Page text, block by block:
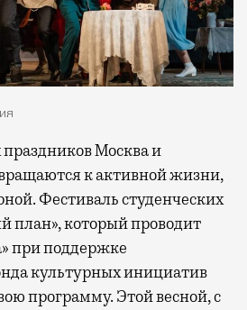
к активной жизни,
Фестиваль студенческих
план», который проводит
при поддержке
культурных инициатив
программу. Этой весной, с